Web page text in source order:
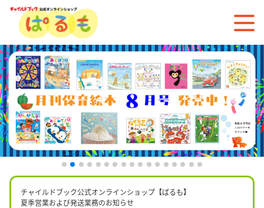
チャイルドブック公式オンラインショップ【ぱるも】
夏季営業および発送業務のお知らせ